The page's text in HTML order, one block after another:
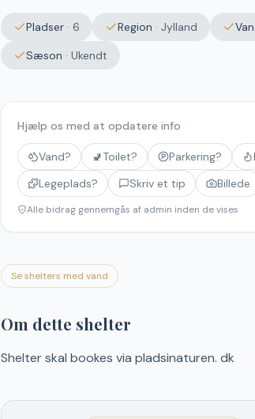
Pladser · 6 Region · Jylland
Sæson · Ukendt
Hjælp os med at opdatere info
Vand? 🚽Toilet? Parkering?
Legeplads?
Skriv et tip Billede
Alle bidrag gennemgås af admin inden de vises
Se shelters med vand
Om dette shelter
Shelter skal bookes via pladsinaturen. dk